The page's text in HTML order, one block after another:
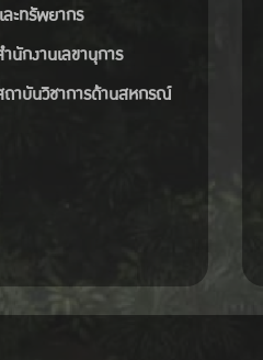
ะทรัพยากร
นักงานเลขานุการ
าบันวิชาการด้านสหกรณ์